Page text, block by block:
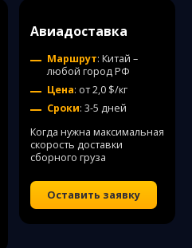
Авиадоставка
Маршрут: Китай –
любой город РФ
Цена: от 2,0 $/кг
Сроки: 3-5 дней
Когда нужна максимальная
скорость доставки
сборного груза
Оставить заявку